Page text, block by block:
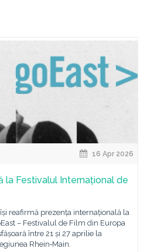
16 Apr 2026
la Festivalul Internațional de
reafirmă prezența internațională la
– Festivalul de Film din Europa
între 21 și 27 aprilie la
Rhein‑Main.